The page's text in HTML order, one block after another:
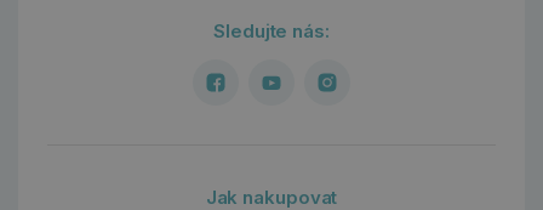
Sledujte nás:
Jak nakupovat